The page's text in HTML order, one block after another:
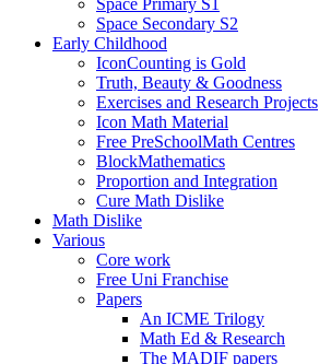
Space Secondary S2
Early Childhood
IconCounting is Gold
Truth, Beauty & Goodness
Exercises and Research Projects
Icon Math Material
Free PreSchoolMath Centres
BlockMathematics
Proportion and Integration
Cure Math Dislike
Math Dislike
Various
Core work
Free Uni Franchise
Papers
An ICME Trilogy
Math Ed & Research
The MADIF papers